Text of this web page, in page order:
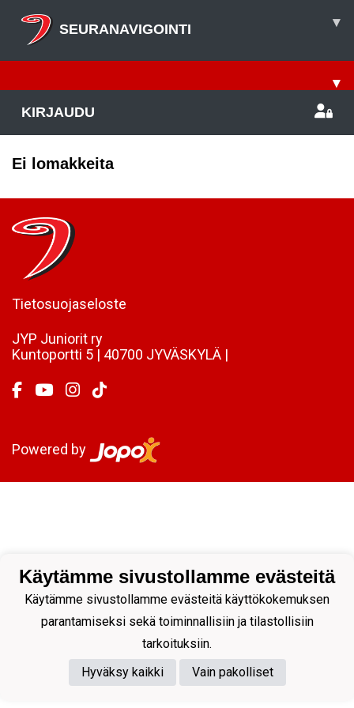
SEURANAVIGOINTI ▾
▾
KIRJAUDU
Ei lomakkeita
Tietosuojaseloste
JYP Juniorit ry
Kuntoportti 5 | 40700 JYVÄSKYLÄ |
Powered by
Käytämme sivustollamme evästeitä
Käytämme sivustollamme evästeitä käyttökokemuksen
parantamiseksi sekä toiminnallisiin ja tilastollisiin
tarkoituksiin.
Hyväksy kaikki
Vain pakolliset